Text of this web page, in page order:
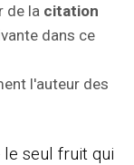
de la citation
dans ce
l'auteur des
seul fruit qui